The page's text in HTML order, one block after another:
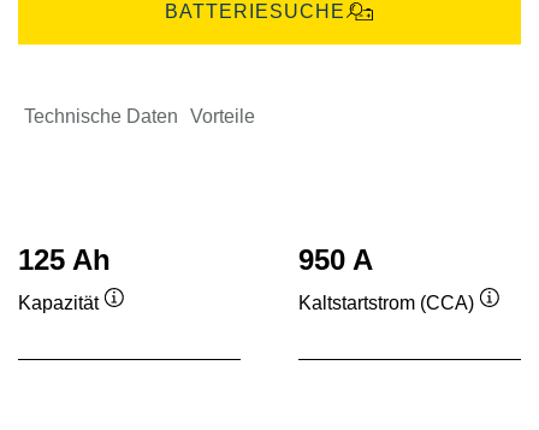
BATTERIESUCHE
Technische Daten Vorteile
125 Ah
Kapazität
950 A
Kaltstartstrom (CCA)